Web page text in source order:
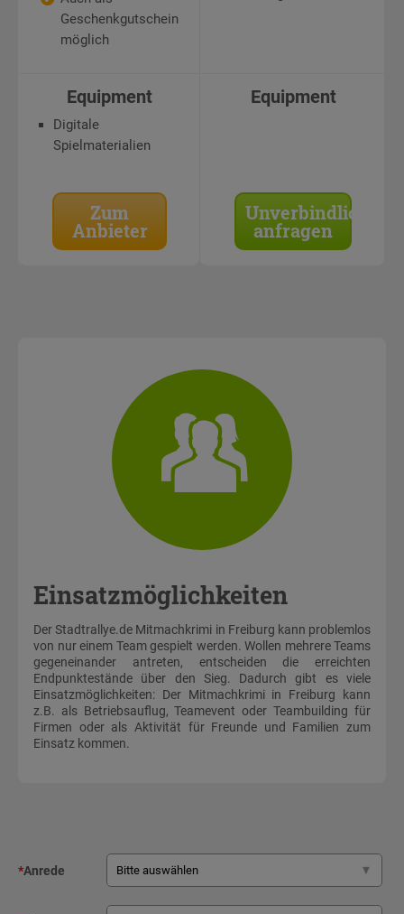
Geschenkgutschein
möglich
Equipment
Digitale
Spielmaterialien
Equipment
Zum
Anbieter
Unverbindlich
anfragen
Einsatzmöglichkeiten
Der Stadtrallye.de Mitmachkrimi in Freiburg kann problemlos
von nur einem Team gespielt werden. Wollen mehrere Teams
gegeneinander antreten, entscheiden die erreichten
Endpunktestände über den Sieg. Dadurch gibt es viele
Einsatzmöglichkeiten: Der Mitmachkrimi in Freiburg kann
z.B. als Betriebsauflug, Teamevent oder Teambuilding für
Firmen oder als Aktivität für Freunde und Familien zum
Einsatz kommen.
*Anrede